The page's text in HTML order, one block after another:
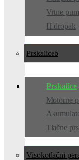
Vrtne
Hidropak
Prskalice
Prskalice
Motorne
Tlačne
Visokotlačni